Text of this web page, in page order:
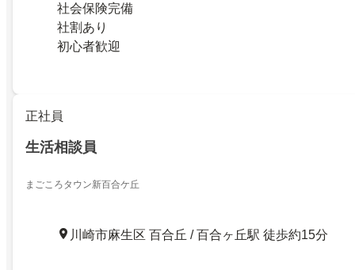
社会保険完備
社割あり
初心者歓迎
正社員
生活相談員
まごころタウン新百合ケ丘
川崎市麻生区 百合丘 / 百合ヶ丘駅 徒歩約15分